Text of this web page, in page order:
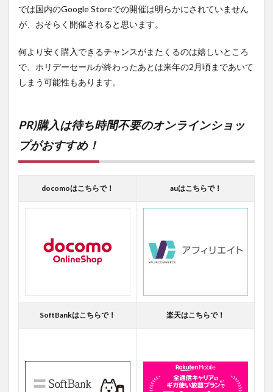
では国内のGoogle Storeでの開催は明らかにされていません
が、おそらく開催されると思います。
何より安く購入できるチャンスがまたくるのは嬉しいところ
で、ホリデーセールが終わったあとは来年の2月頃まであいて
しまう可能性もあります。
PR)購入は待ち時間不要のオンラインショッ
プがおすすめ！
docomoはこちらで！ auはこちらで！
SoftBankはこちらで！ 楽天はこちらで！